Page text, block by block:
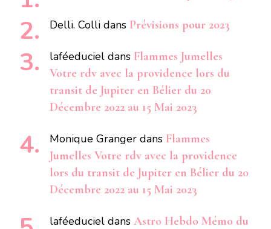
Delli. Colli dans Prévisions pour 2023
laféeduciel dans Flammes Jumelles
Votre rdv avec la providence lors du
transit de Jupiter en Bélier du 20
Décembre 2022 au 15 Mai 2023
Monique Granger dans Flammes
Jumelles Votre rdv avec la providence
lors du transit de Jupiter en Bélier du 20
Décembre 2022 au 15 Mai 2023
laféeduciel dans Astro Hebdo Mémo du